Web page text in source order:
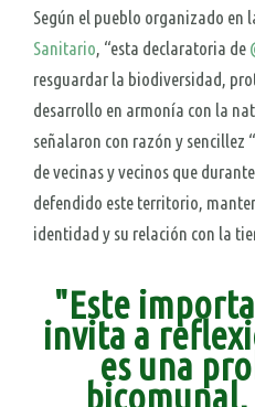
Según el pueblo organizado en
Sanitario , “esta declaratoria de
resguardar la biodiversidad,
desarrollo en armonía con la
señalaron con razón y sencillez
de vecinas y vecinos que
defendido este territorio,
identidad y su relación con la
"Este
invita a
es una